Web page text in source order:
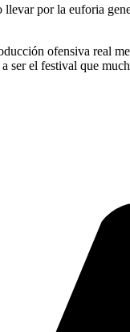
por la euforia
ofensiva real
ser el festival que